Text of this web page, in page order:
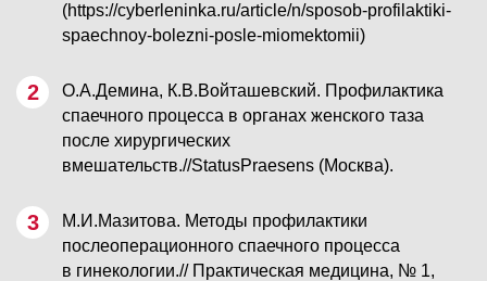
(https://cyberleninka.ru/article/n/sposob-profilaktiki-
spaechnoy-bolezni-posle-miomektomii)
О.А.Демина, К.В.Войташевский. Профилактика
спаечного процесса в органах женского таза
после хирургических
вмешательств.//StatusPraesens (Москва).
М.И.Мазитова. Методы профилактики
послеоперационного спаечного процесса
в гинекологии.// Практическая медицина, № 1,